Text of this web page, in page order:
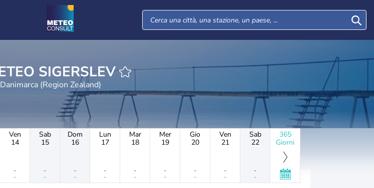
METEO SIGERSLEV
Danimarca (Region Zealand)
Ven
14
-
-
Sab
15
-
-
Dom
16
-
-
Lun
17
-
-
Mar
18
-
-
Mer
19
-
-
Gio
20
-
-
Ven
21
-
-
Sab
22
-
-
365
Giorni